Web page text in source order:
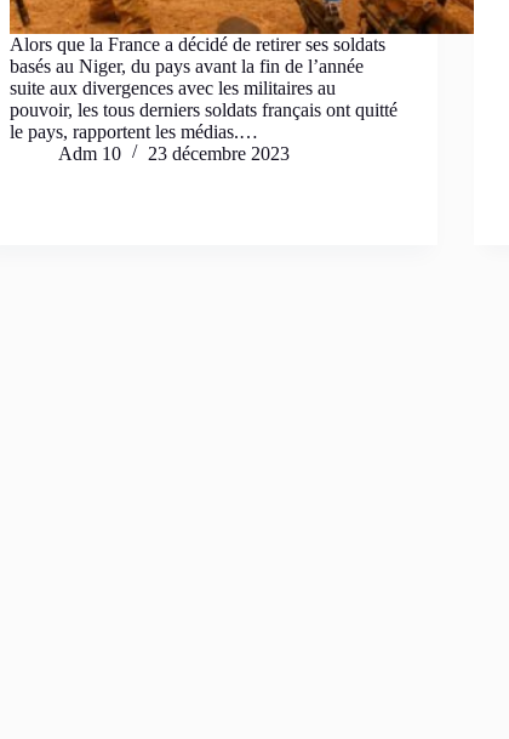
Alors que la France a décidé de retirer ses soldats
basés au Niger, du pays avant la fin de l’année
suite aux divergences avec les militaires au
pouvoir, les tous derniers soldats français ont quitté
le pays, rapportent les médias.…
Adm 10
23 décembre 2023